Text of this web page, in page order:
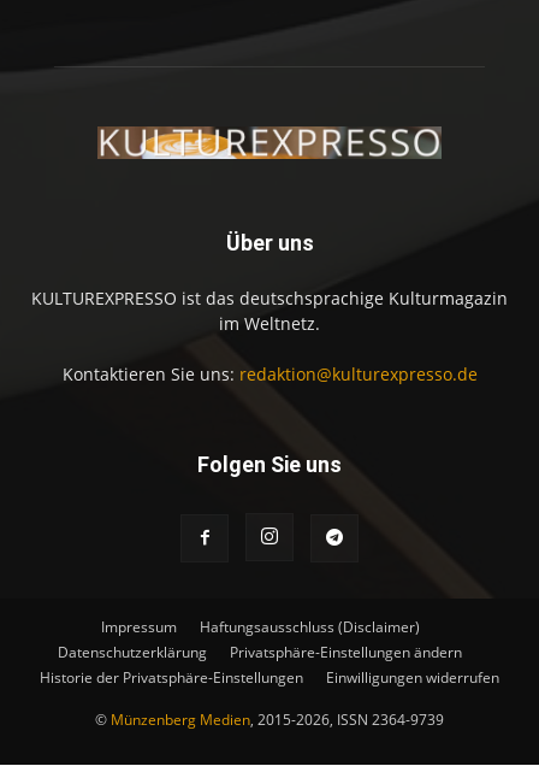
Über uns
KULTUREXPRESSO ist das deutschsprachige Kulturmagazin
im Weltnetz.
Kontaktieren Sie uns: redaktion@kulturexpresso.de
Folgen Sie uns
Impressum
Haftungsausschluss (Disclaimer)
Datenschutzerklärung
Privatsphäre-Einstellungen ändern
Historie der Privatsphäre-Einstellungen
Einwilligungen widerrufen
© Münzenberg Medien, 2015-2026, ISSN 2364-9739